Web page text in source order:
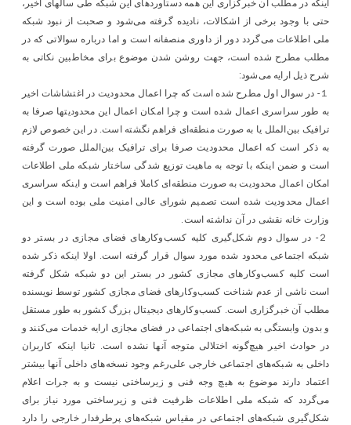
اینکه در مطلب آن خبرگزاری این همه دستاوردهای این شبکه طی سالهای اخیر،
حتی با وجود برخی از اشکالات، نادیده گرفته می‌شود و صحبت از نبود شبکه
ملی اطلاعات می‌گردد دور از داوری منصفانه است و اما درباره سوالاتی که در
مطلب مطرح شده است، جهت روشن شدن موضوع برای مخاطبین نکاتی به
شرح ذیل ارایه می‌شود:
１- در سوال اول مطرح شده است که چرا اعمال محدودیت در اغتشاشات اخیر
به طور سراسری اعمال شده است و چرا امکان اعمال این محدودیتها صرفا به
ترافیک بین‌الملل یا به صورت منطقه‌ای فراهم نگشته است. در این خصوص لازم
به ذکر است که اعمال محدودیت صرفا برای ترافیک بین‌الملل صورت گرفته
است و ضمن اینکه با توجه به ماهیت توزیع شدگی ساختار شبکه ملی اطلاعات
امکان اعمال محدودیت به صورت منطقه‌ای کاملا فراهم است و اینکه سراسری
اعمال محدودیت شده است تصمیم شورای عالی امنیت ملی بوده است و این
وزارت خانه نقشی در آن نداشته است.
２- در سوال دوم شکل‌گیری کلیه کسب‌وکارهای فضای مجازی در بستر دو
شبکه اجتماعی محدود شده مورد سوال قرار گرفته است. اولا اینکه ذکر شده
است کلیه کسب‌وکارهای مجازی کشور در بستر این دو شبکه شکل گرفته
است ناشی از عدم شناخت کسب‌وکارهای فضای مجازی کشور توسط نویسنده
مطلب آن خبرگزاری است. کسب‌وکارهای دیجیتال بزرگ کشور به طور مستقل
و بدون وابستگی به شبکه‌های اجتماعی در فضای مجازی ارایه خدمات می‌کنند و
در حوادث اخیر هیچ‌گونه اختلالی متوجه آنها نشده است. ثانیا اینکه کاربران
داخلی به شبکه‌های اجتماعی خارجی علی‌رغم وجود نسخه‌های داخلی آنها بیشتر
اعتماد دارند موضوع به هیچ وجه فنی و زیرساختی نیست و به جرات اعلام
می‌گردد که شبکه ملی اطلاعات ظرفیت فنی و زیرساختی مورد نیاز برای
شکل‌گیری شبکه‌های اجتماعی در مقیاس شبکه‌های پرطرفدار خارجی را دارد